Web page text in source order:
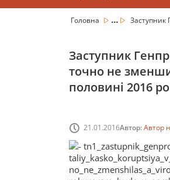
Головна ... Заступник
Заступник
точно не
половині 2016
21.01.2016Автор:Автор